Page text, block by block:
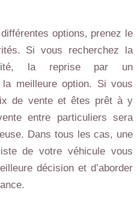
options, prenez le
Si vous recherchez la
la reprise par un
meilleure option. Si vous
de vente et êtes prêt à y
entre particuliers sera
Dans tous les cas, une
de votre véhicule vous
décision et d’aborder